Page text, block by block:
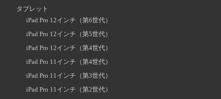
タブレット
iPad Pro 12インチ（第6世代）
iPad Pro 12インチ（第5世代）
iPad Pro 12インチ（第4世代）
iPad Pro 11インチ（第4世代）
iPad Pro 11インチ（第3世代）
iPad Pro 11インチ（第2世代）